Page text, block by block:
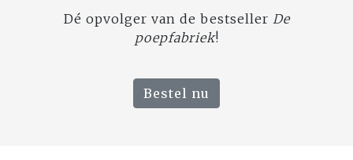
Dé opvolger van de bestseller De
poepfabriek!
Bestel nu